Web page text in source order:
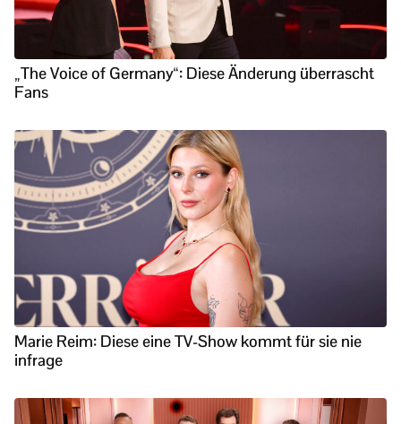
„The Voice of Germany“: Diese Änderung überrascht
Fans
Marie Reim: Diese eine TV-Show kommt für sie nie
infrage